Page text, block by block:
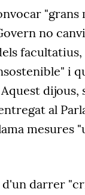
"grans
no
facultatius,
i
dijous,
al
mesures
darrer